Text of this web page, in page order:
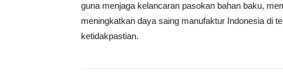
guna menjaga kelancaran pasokan bahan baku,
meningkatkan daya saing manufaktur Indonesia di
ketidakpastian.